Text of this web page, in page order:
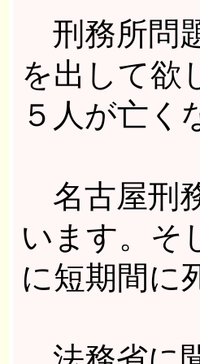
刑務所問
を出して欲
５人が亡く
名古屋刑
います。そ
に短期間に